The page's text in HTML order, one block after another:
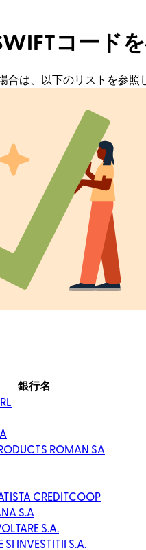
コード
合は、以下のリストを参
銀行名
ROMAN SA
CREDITCOOP
S.A
S.A.
SI INVESTITII S.A.